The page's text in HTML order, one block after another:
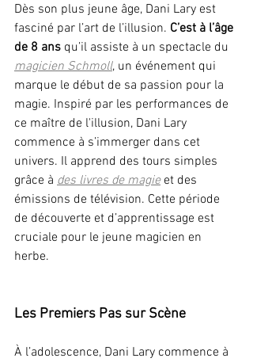
Dès son plus jeune âge, Dani Lary est
fasciné par l’art de l’illusion. C’est à l’âge
de 8 ans qu’il assiste à un spectacle du
magicien Schmoll, un événement qui
marque le début de sa passion pour la
magie. Inspiré par les performances de
ce maître de l'illusion, Dani Lary
commence à s’immerger dans cet
univers. Il apprend des tours simples
grâce à des livres de magie et des
émissions de télévision. Cette période
de découverte et d’apprentissage est
cruciale pour le jeune magicien en
herbe.
Les Premiers Pas sur Scène
À l’adolescence, Dani Lary commence à